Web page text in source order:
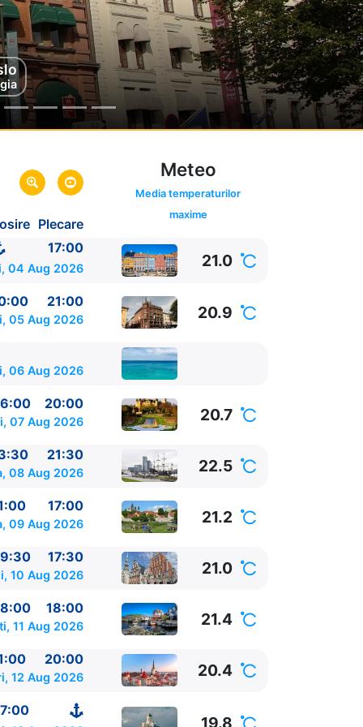
Mare
Plecare
Meteo
Media temperaturilor
maxime
17:00
04 Aug 2026 21.0
21:00
05 Aug 2026 20.9
06 Aug 2026
20:00
07 Aug 2026 20.7
21:30
08 Aug 2026 22.5
17:00
09 Aug 2026 21.2
17:30
10 Aug 2026 21.0
18:00
11 Aug 2026 21.4
20:00
12 Aug 2026 20.4
19.8